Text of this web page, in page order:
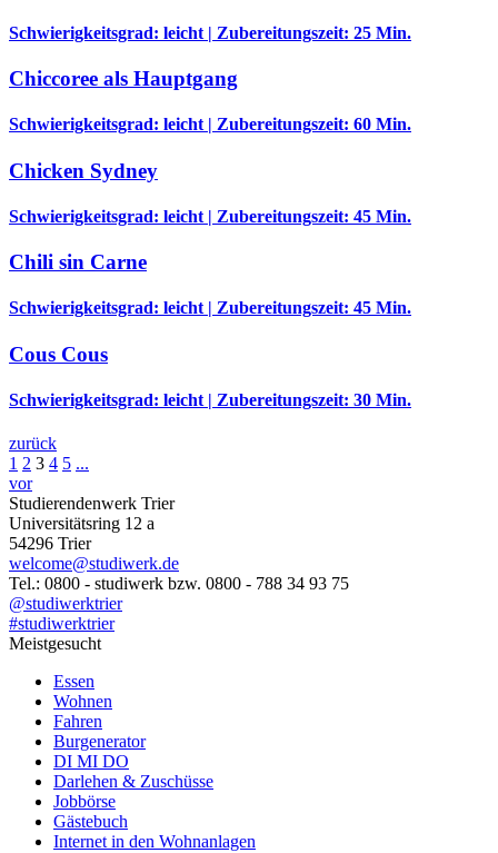
Schwierigkeitsgrad: leicht | Zubereitungszeit: 25 Min.
Chiccoree als Hauptgang
Schwierigkeitsgrad: leicht | Zubereitungszeit: 60 Min.
Chicken Sydney
Schwierigkeitsgrad: leicht | Zubereitungszeit: 45 Min.
Chili sin Carne
Schwierigkeitsgrad: leicht | Zubereitungszeit: 45 Min.
Cous Cous
Schwierigkeitsgrad: leicht | Zubereitungszeit: 30 Min.
zurück
1 2 3 4 5 ...
vor
Studierendenwerk Trier
Universitätsring 12 a
54296 Trier
welcome@studiwerk.de
Tel.: 0800 - studiwerk bzw. 0800 - 788 34 93 75
@studiwerktrier
#studiwerktrier
Meistgesucht
Essen
Wohnen
Fahren
Burgenerator
DI MI DO
Darlehen & Zuschüsse
Jobbörse
Gästebuch
Internet in den Wohnanlagen